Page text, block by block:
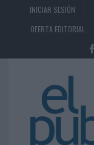
INICIAR SESIÓN
OFERTA EDITORIAL